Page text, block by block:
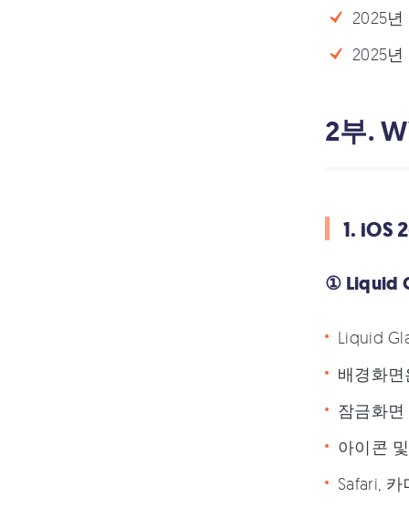
2025
2025
2부.
1. iOS
① Liquid
Liquid
배경화면
잠금화
아이콘
Safari,